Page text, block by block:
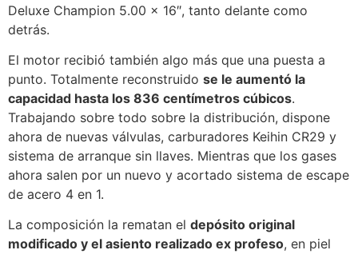
Deluxe Champion 5.00 x 16″, tanto delante como
detrás.
El motor recibió también algo más que una puesta a
punto. Totalmente reconstruido se le aumentó la
capacidad hasta los 836 centímetros cúbicos.
Trabajando sobre todo sobre la distribución, dispone
ahora de nuevas válvulas, carburadores Keihin CR29 y
sistema de arranque sin llaves. Mientras que los gases
ahora salen por un nuevo y acortado sistema de escape
de acero 4 en 1.
La composición la rematan el depósito original
modificado y el asiento realizado ex profeso, en piel